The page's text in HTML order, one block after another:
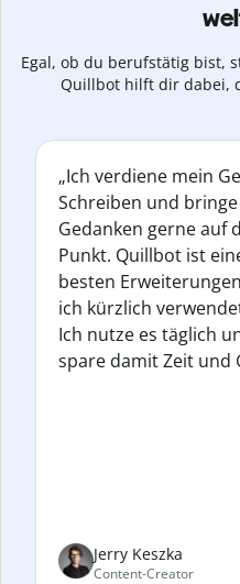
Egal, ob du berufstätig bist,
Quillbot hilft dir dabei,
„Ich verdiene mein
Schreiben und bringe
Gedanken gerne auf
Punkt. Quillbot ist
besten
ich kürzlich
Ich nutze es täglich
spare damit Zeit und
Jerry Keszka
Content-Creator